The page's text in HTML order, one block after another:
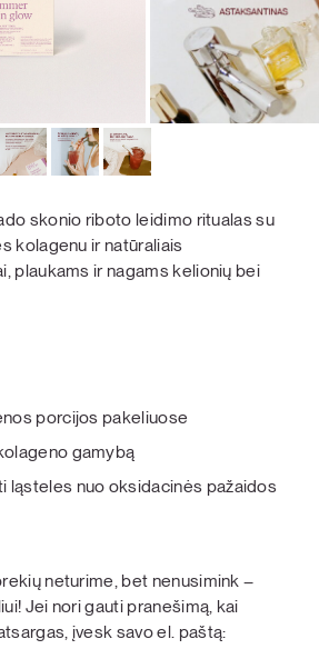
skonio riboto leidimo ritualas su
kolagenu ir natūraliais
plaukams ir nagams kelionių bei
porcijos pakeliuose
gamybą
ląsteles nuo oksidacinės pažaidos
neturime, bet nenusimink –
Jei nori gauti pranešimą, kai
įvesk savo el. paštą: